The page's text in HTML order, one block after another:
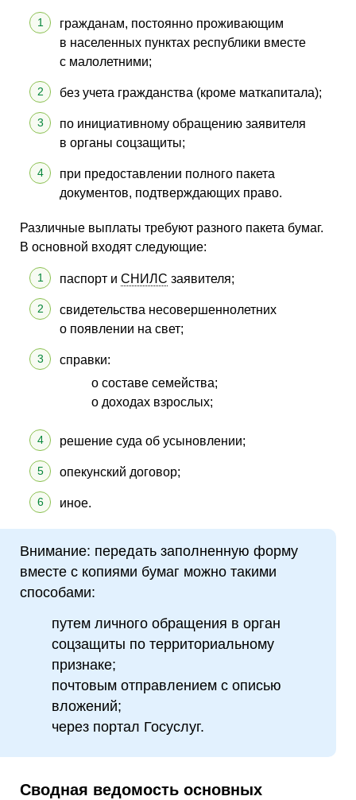
гражданам, постоянно проживающим
в населенных пунктах республики вместе
с малолетними;
без учета гражданства (кроме маткапитала);
по инициативному обращению заявителя
в органы соцзащиты;
при предоставлении полного пакета
документов, подтверждающих право.
Различные выплаты требуют разного пакета бумаг.
В основной входят следующие:
паспорт и СНИЛС заявителя;
свидетельства несовершеннолетних
о появлении на свет;
справки:
о составе семейства;
о доходах взрослых;
решение суда об усыновлении;
опекунский договор;
иное.
Внимание: передать заполненную форму
вместе с копиями бумаг можно такими
способами:
путем личного обращения в орган
соцзащиты по территориальному
признаке;
почтовым отправлением с описью
вложений;
через портал Госуслуг.
Сводная ведомость основных